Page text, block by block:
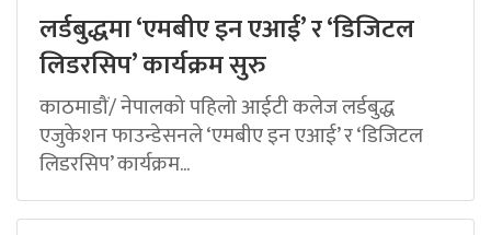
लर्डबुद्धमा ‘एमबीए इन एआई’ र ‘डिजिटल
लिडरसिप’ कार्यक्रम सुरु
काठमाडौं/ नेपालको पहिलो आईटी कलेज लर्डबुद्ध
एजुकेशन फाउन्डेसनले ‘एमबीए इन एआई’ र ‘डिजिटल
लिडरसिप’ कार्यक्रम...